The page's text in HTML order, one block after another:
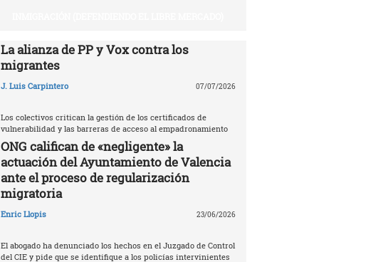
La alianza de PP y Vox contra los
migrantes
J. Luis Carpintero 07/07/2026
Los colectivos critican la gestión de los certificados de
vulnerabilidad y las barreras de acceso al empadronamiento
ONG califican de «negligente» la
actuación del Ayuntamiento de Valencia
ante el proceso de regularización
migratoria
Enric Llopis 23/06/2026
El abogado ha denunciado los hechos en el Juzgado de Control
del CIE y pide que se identifique a los policías intervinientes